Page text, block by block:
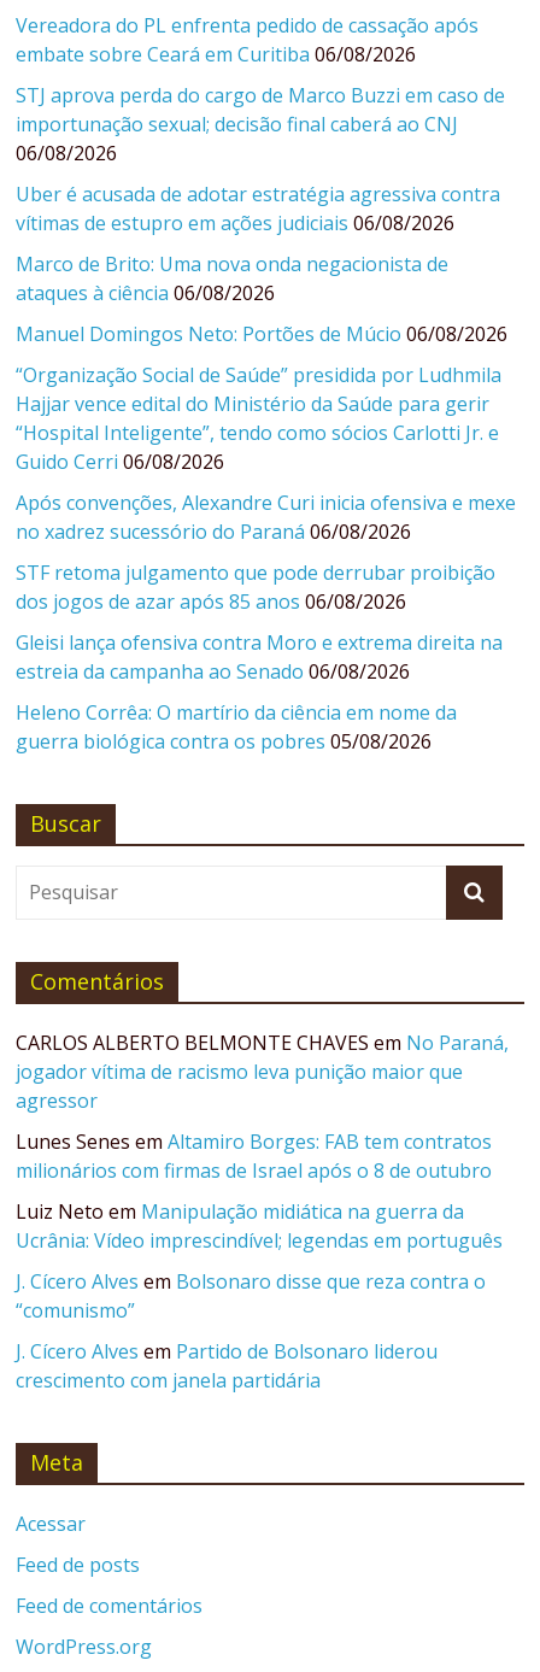
Vereadora do PL enfrenta pedido de cassação após
embate sobre Ceará em Curitiba 06/08/2026
STJ aprova perda do cargo de Marco Buzzi em caso de
importunação sexual; decisão final caberá ao CNJ
06/08/2026
Uber é acusada de adotar estratégia agressiva contra
vítimas de estupro em ações judiciais 06/08/2026
Marco de Brito: Uma nova onda negacionista de
ataques à ciência 06/08/2026
Manuel Domingos Neto: Portões de Múcio 06/08/2026
“Organização Social de Saúde” presidida por Ludhmila
Hajjar vence edital do Ministério da Saúde para gerir
“Hospital Inteligente”, tendo como sócios Carlotti Jr. e
Guido Cerri 06/08/2026
Após convenções, Alexandre Curi inicia ofensiva e mexe
no xadrez sucessório do Paraná 06/08/2026
STF retoma julgamento que pode derrubar proibição
dos jogos de azar após 85 anos 06/08/2026
Gleisi lança ofensiva contra Moro e extrema direita na
estreia da campanha ao Senado 06/08/2026
Heleno Corrêa: O martírio da ciência em nome da
guerra biológica contra os pobres 05/08/2026
Buscar
Comentários
CARLOS ALBERTO BELMONTE CHAVES em No Paraná,
jogador vítima de racismo leva punição maior que
agressor
Lunes Senes emAltamiro Borges: FAB tem contratos
milionários com firmas de Israel após o 8 de outubro
Luiz Neto em Manipulação midiática na guerra da
Ucrânia: Vídeo imprescindível; legendas em português
J. Cícero Alves em Bolsonaro disse que reza contra o
“comunismo”
J. Cícero Alves em Partido de Bolsonaro liderou
crescimento com janela partidária
Meta
Acessar
Feed de posts
Feed de comentários
WordPress.org